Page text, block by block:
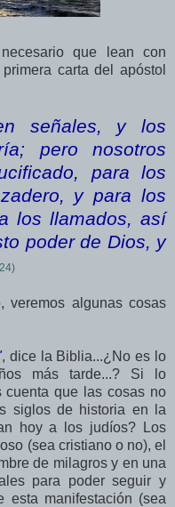
que lean con
carta del apóstol
señales, y los
pero nosotros
para los
y para los
los llamados, así
poder de Dios, y
veremos algunas cosas
, dice la Biblia...¿No es lo
más tarde...? Si lo
cuenta que las cosas no
siglos de historia en la
hoy a los judíos? Los
(sea cristiano o no), el
de milagros y en una
para poder seguir y
esta manifestación (sea